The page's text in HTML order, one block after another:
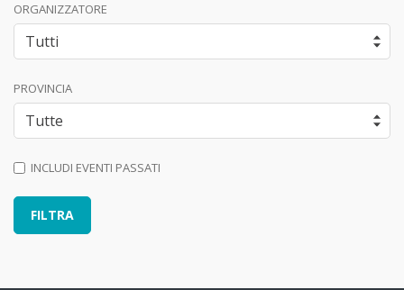
ORGANIZZATORE
PROVINCIA
INCLUDI EVENTI PASSATI